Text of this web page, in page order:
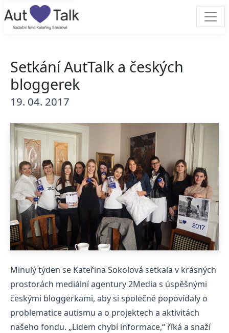
Setkání AutTalk a českých
bloggerek
19. 04. 2017
Minulý týden se Kateřina Sokolová setkala v krásných
prostorách mediální agentury 2Media s úspěšnými
českými bloggerkami, aby si společně popovídaly o
problematice autismu a o projektech a aktivitách
našeho fondu. „Lidem chybí informace,“ říká a snaží